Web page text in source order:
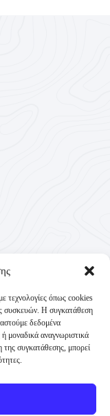
τεχνολογίες όπως cookies
συσκευών. Η συγκατάθεση
δεδομένα
μοναδικά αναγνωριστικά
συγκατάθεσης, μπορεί